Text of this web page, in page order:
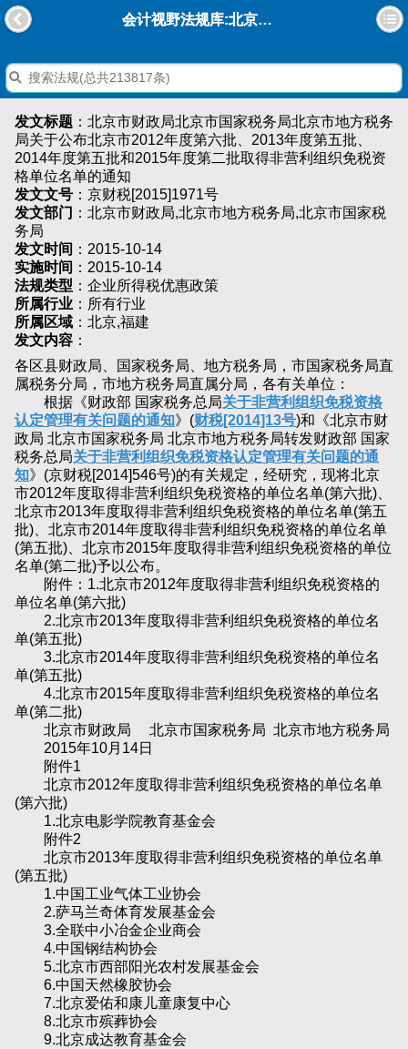
会计视野法规库:北京市财政局北京市国家税务局北京市地方税务局关于公布北京市2012年度第六批、2013年度第五批、2014年度第五批和2015年度第二批取得非营利组织免税资格单位名单的通知
发文标题 ：北京市财政局北京市国家税务局北京市地方税务
局关于公布北京市2012年度第六批、2013年度第五批、
2014年度第五批和2015年度第二批取得非营利组织免税资
格单位名单的通知
发文文号 ：京财税[2015]1971号
发文部门 ：北京市财政局,北京市地方税务局,北京市国家税
务局
发文时间 ：2015-10-14
实施时间 ：2015-10-14
法规类型 ：企业所得税优惠政策
所属行业 ：所有行业
所属区域 ：北京,福建
发文内容 ：
各区县财政局、国家税务局、地方税务局，市国家税务局直
属税务分局，市地方税务局直属分局，各有关单位：
根据《财政部 国家税务总局关于非营利组织免税资格
认定管理有关问题的通知》(财税[2014]13号)和《北京市财
政局 北京市国家税务局 北京市地方税务局转发财政部 国家
税务总局关于非营利组织免税资格认定管理有关问题的通
知》(京财税[2014]546号)的有关规定，经研究，现将北京
市2012年度取得非营利组织免税资格的单位名单(第六批)、
北京市2013年度取得非营利组织免税资格的单位名单(第五
批)、北京市2014年度取得非营利组织免税资格的单位名单
(第五批)、北京市2015年度取得非营利组织免税资格的单位
名单(第二批)予以公布。
附件：1.北京市2012年度取得非营利组织免税资格的
单位名单(第六批)
2.北京市2013年度取得非营利组织免税资格的单位名
单(第五批)
3.北京市2014年度取得非营利组织免税资格的单位名
单(第五批)
4.北京市2015年度取得非营利组织免税资格的单位名
单(第二批)
北京市财政局 北京市国家税务局 北京市地方税务局
2015年10月14日
附件1
北京市2012年度取得非营利组织免税资格的单位名单
(第六批)
1.北京电影学院教育基金会
附件2
北京市2013年度取得非营利组织免税资格的单位名单
(第五批)
1.中国工业气体工业协会
2.萨马兰奇体育发展基金会
3.全联中小冶金企业商会
4.中国钢结构协会
5.北京市西部阳光农村发展基金会
6.中国天然橡胶协会
7.北京爱佑和康儿童康复中心
8.北京市殡葬协会
9.北京成达教育基金会